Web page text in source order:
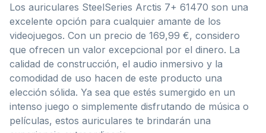
Los auriculares SteelSeries Arctis 7+ 61470 son una
excelente opción para cualquier amante de los
videojuegos. Con un precio de 169,99 €, considero
que ofrecen un valor excepcional por el dinero. La
calidad de construcción, el audio inmersivo y la
comodidad de uso hacen de este producto una
elección sólida. Ya sea que estés sumergido en un
intenso juego o simplemente disfrutando de música o
películas, estos auriculares te brindarán una